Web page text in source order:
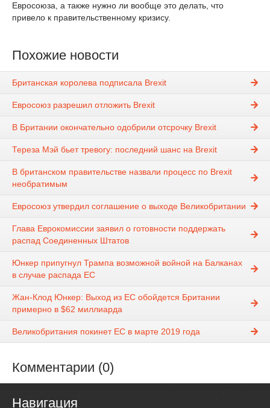
Евросоюза, а также нужно ли вообще это делать, что
привело к правительственному кризису.
Похожие новости
Британская королева подписала Brexit
Евросоюз разрешил отложить Brexit
В Британии окончательно одобрили отсрочку Brexit
Тереза Мэй бьет тревогу: последний шанс на Brexit
В британском правительстве назвали процесс по Brexit
необратимым
Евросоюз утвердил соглашение о выходе Великобритании
Глава Еврокомиссии заявил о готовности поддержать
распад Соединенных Штатов
Юнкер припугнул Трампа возможной войной на Балканах
в случае распада ЕС
Жан-Клод Юнкер: Выход из ЕС обойдется Британии
примерно в $62 миллиарда
Великобритания покинет ЕС в марте 2019 года
Комментарии (0)
Навигация